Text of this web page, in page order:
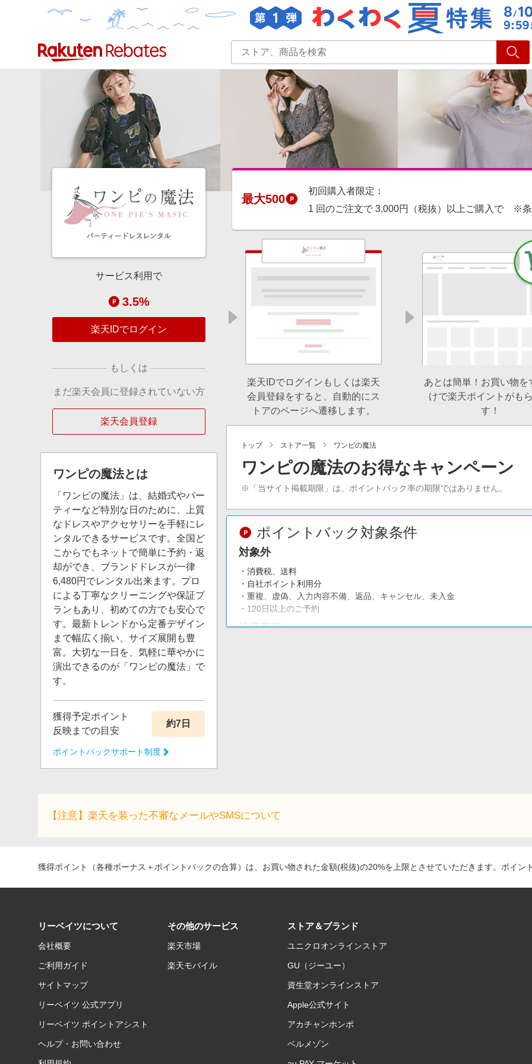
カテゴリー一覧
サービス利用で
3.5%
楽天IDでログイン
もしくは
まだ楽天会員に登録されていない方
楽天会員登録
ワンピの魔法とは
「ワンピの魔法」は、結婚式やパー
ティーなど特別な日のために、上質
なドレスやアクセサリーを手軽にレ
ンタルできるサービスです。全国ど
こからでもネットで簡単に予約・返
却ができ、ブランドドレスが一律
6,480円でレンタル出来ます。プロ
による丁寧なクリーニングや保証プ
ランもあり、初めての方でも安心で
す。最新トレンドから定番デザイン
まで幅広く揃い、サイズ展開も豊
富。大切な一日を、気軽に華やかに
演出できるのが「ワンピの魔法」で
す。
獲得予定ポイント
反映までの目安
約7日
ポイントバックサポート制度
最大500
初回購入者限定：
1 回のご注文で 3,000円（税抜）以上ご購入で ※
楽天IDでログインもしくは楽天
会員登録をすると、自動的にス
トアのページへ遷移します。
あとは簡単！お買い物を
けで楽天ポイントがも
す！
トップ ストア一覧 ワンピの魔法
ワンピの魔法のお得なキャンペーン
※「当サイト掲載期限」は、ポイントバック率の期限ではありません。
ポイントバック対象条件
対象外
・消費税、送料
・自社ポイント利用分
・重複、虚偽、入力内容不備、返品、キャンセル、未入金
・120日以上のご予約
注意事項
【注意】楽天を装った不審なメールやSMSについて
獲得ポイント（各種ボーナス＋ポイントバックの合算）は、お買い物された金額(税抜)の20%を上限とさせていただきます。ポイン
リーベイツについて
会社概要
ご利用ガイド
サイトマップ
リーベイツ 公式アプリ
リーベイツ ポイントアシスト
ヘルプ・お問い合わせ
その他のサービス
楽天市場
楽天モバイル
ストア＆ブランド
ユニクロオンラインストア
GU（ジーユー）
資生堂オンラインストア
Apple公式サイト
アカチャンホンポ
ベルメゾン